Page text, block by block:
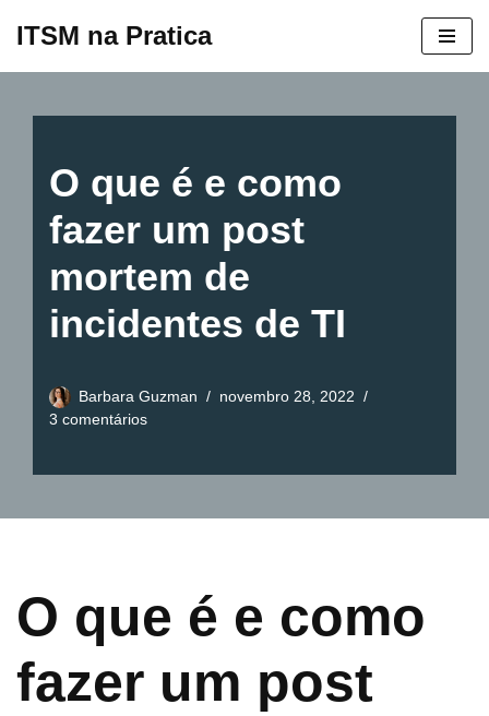
ITSM na Pratica
O que é e como
fazer um post
mortem de
incidentes de TI
Barbara Guzman
novembro 28, 2022
3 comentários
O que é e como
fazer um post